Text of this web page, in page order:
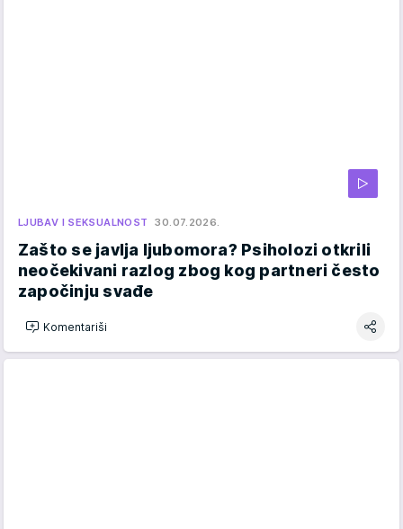
LJUBAV I SEKSUALNOST 30.07.2026.
Zašto se javlja ljubomora? Psiholozi otkrili
neočekivani razlog zbog kog partneri često
započinju svađe
Komentariši